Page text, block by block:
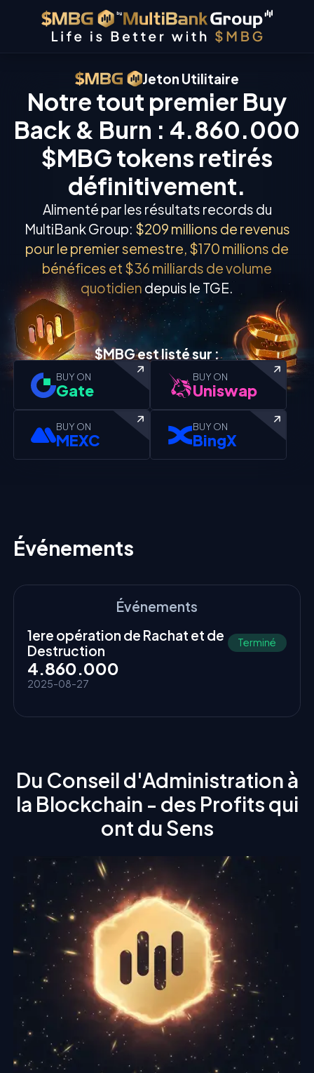
Jeton Utilitaire
Notre tout premier Buy
Back & Burn : 4.860.000
$MBG tokens retirés
définitivement.
Alimenté par les résultats records du
MultiBank Group: $209 millions de revenus
pour le premier semestre, $170 millions de
bénéfices et $36 milliards de volume
quotidien depuis le TGE.
$MBG est listé sur :
BUY ON
Gate
BUY ON
Uniswap
BUY ON
MEXC
BUY ON
BingX
Événements
Événements
1ere opération de Rachat et de
Destruction
Terminé
4.860.000
2025-08-27
Du Conseil d'Administration à
la Blockchain - des Profits qui
ont du Sens